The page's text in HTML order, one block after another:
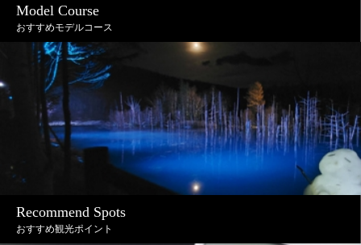
Model Course
おすすめモデルコース
Recommend Spots
おすすめ観光ポイント